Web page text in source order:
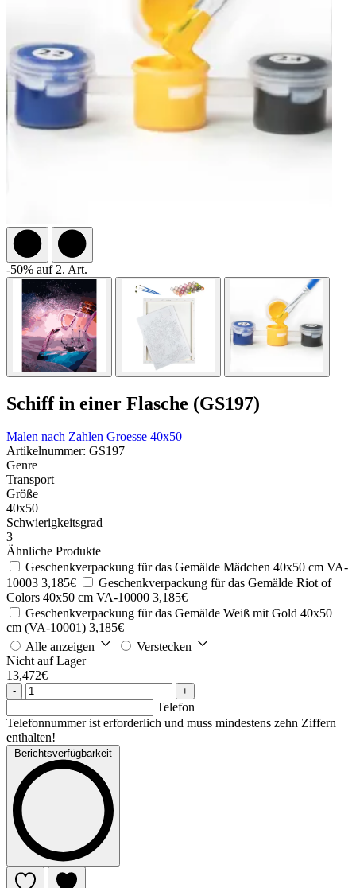
-50% auf 2. Art.
Schiff in einer Flasche (GS197)
Malen nach Zahlen Groesse 40x50
Artikelnummer: GS197
Genre
Transport
Größe
40x50
Schwierigkeitsgrad
3
Ähnliche Produkte
Geschenkverpackung für das Gemälde Mädchen 40x50 cm VA-
10003 3,185€
Geschenkverpackung für das Gemälde Riot of
Colors 40x50 cm VA-10000 3,185€
Geschenkverpackung für das Gemälde Weiß mit Gold 40x50
cm (VA-10001) 3,185€
Alle anzeigen
Verstecken
Nicht auf Lager
13,472€
- +
Telefon
Telefonnummer ist erforderlich und muss mindestens zehn Ziffern
enthalten!
Berichtsverfügbarkeit